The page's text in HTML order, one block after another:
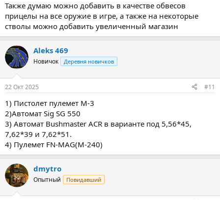
Также думаю можно добавить в качестве обвесов
прицелы на все оружие в игре, а также на некоторые
стволы можно добавить увеличенный магазин
Aleks 469
Новичок Деревня новичков
22 Окт 2025 #11
1) Пистолет пулемет M-3
2)Автомат Sig SG 550
3) Автомат Bushmaster ACR в варианте под 5,56*45,
7,62*39 и 7,62*51.
4) Пулемет FN-MAG(M-240)
dmytro
Опытный Повидавший